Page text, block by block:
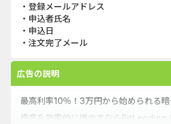
・登録メールアドレス
・申込者氏名
・申込日
・注文完了メール
広告の説明
最高利率10％！3万円から始められる
資産を効率的に増やすならBitLending！